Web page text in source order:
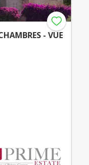
- VUE